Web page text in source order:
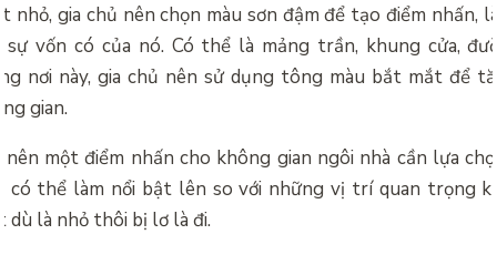
nhỏ, gia chủ nên chọn màu sơn đậm để tạo điểm nhấn,
sự vốn có của nó. Có thể là mảng trần, khung cửa,
nơi này, gia chủ nên sử dụng tông màu bắt mắt để
gian.
một điểm nhấn cho không gian ngôi nhà cần lựa
có thể làm nổi bật lên so với những vị trí quan trọng
dù là nhỏ thôi bị lơ là đi.